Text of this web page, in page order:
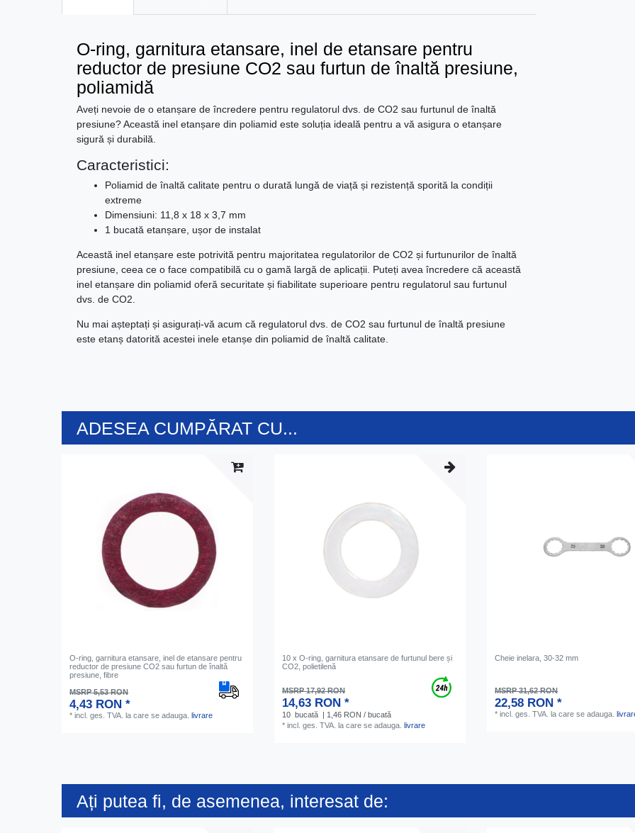
O-ring, garnitura etansare, inel de etansare pentru
reductor de presiune CO2 sau furtun de înaltă presiune,
poliamidă
Aveți nevoie de o etanșare de încredere pentru regulatorul dvs. de CO2 sau furtunul de înaltă
presiune? Această inel etanșare din poliamid este soluția ideală pentru a vă asigura o etanșare
sigură și durabilă.
Caracteristici:
Poliamid de înaltă calitate pentru o durată lungă de viață și rezistență sporită la condiții
extreme
Dimensiuni: 11,8 x 18 x 3,7 mm
1 bucată etanșare, ușor de instalat
Această inel etanșare este potrivită pentru majoritatea regulatorilor de CO2 și furtunurilor de înaltă
presiune, ceea ce o face compatibilă cu o gamă largă de aplicații. Puteți avea încredere că această
inel etanșare din poliamid oferă securitate și fiabilitate superioare pentru regulatorul sau furtunul
dvs. de CO2.
Nu mai așteptați și asigurați-vă acum că regulatorul dvs. de CO2 sau furtunul de înaltă presiune
este etanș datorită acestei inele etanșe din poliamid de înaltă calitate.
ADESEA CUMPĂRAT CU...
O-ring, garnitura etansare, inel de etansare pentru
reductor de presiune CO2 sau furtun de înaltă
presiune, fibre
MSRP 5,53 RON
4,43 RON *
*incl. ges. TVA. la care se adauga. livrare
10 x O-ring, garnitura etansare de furtunul bere și
CO2, polietilenă
MSRP 17,92 RON
14,63 RON *
10 bucată | 1,46 RON / bucată
*incl. ges. TVA. la care se adauga.livrare
Cheie inelara, 30-32 mm
MSRP 31,62 RON
22,58 RON *
*incl. ges. TVA. la care se adauga.
Ați putea fi, de asemenea, interesat de: